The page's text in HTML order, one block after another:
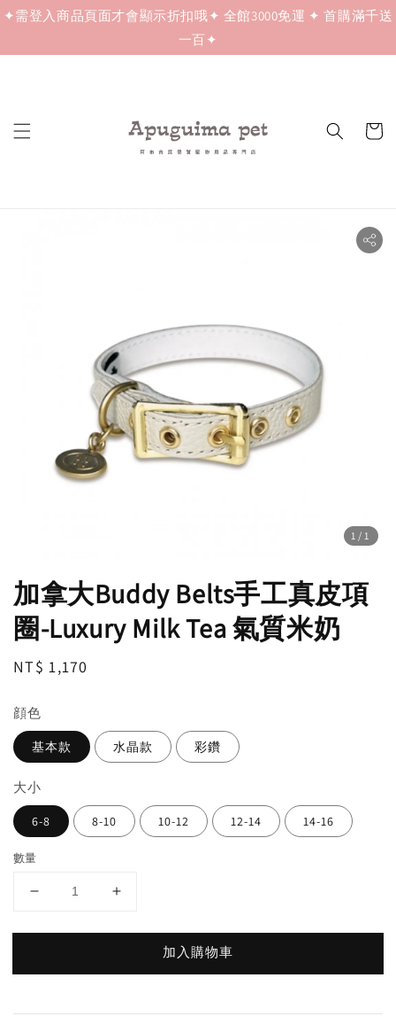
✦需登入商品頁面才會顯示折扣哦✦ 全館3000免運 ✦ 首購滿千送
一百✦
1 /1
加拿大Buddy Belts手工真皮項
圈-Luxury Milk Tea 氣質米奶
Regular
NT$ 1,170
顔色
基本款 水晶款 彩鑽
大小
6-8 8-10 10-12 12-14 14-16
數量
加入購物車